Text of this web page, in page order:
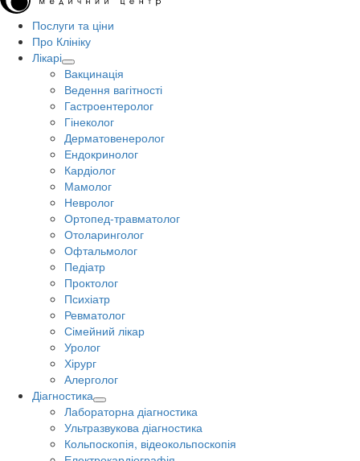
Послуги та ціни
Про Клініку
Лікарі
Вакцинація
Ведення вагітності
Гастроентеролог
Гінеколог
Дерматовенеролог
Ендокринолог
Кардіолог
Мамолог
Невролог
Ортопед-травматолог
Отоларинголог
Офтальмолог
Педіатр
Проктолог
Психіатр
Ревматолог
Сімейний лікар
Уролог
Хірург
Алерголог
Діагностика
Лабораторна діагностика
Ультразвукова діагностика
Кольпоскопія, відеокольпоскопія